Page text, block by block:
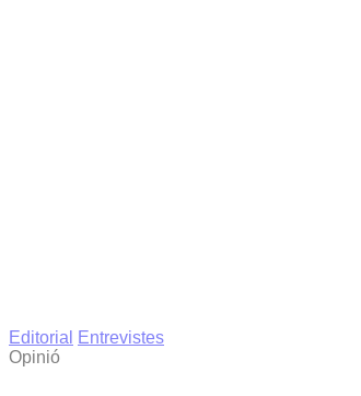
Editorial
Entrevistes
Opinió